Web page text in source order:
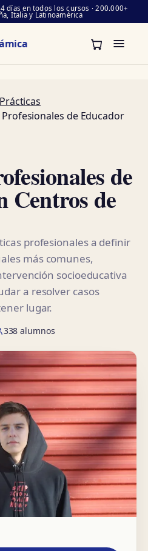
días en todos los cursos · 200.000+
Italia y Latinoamérica
Prácticas
de Educador
de
Centros de
profesionales a definir
más comunes,
socioeducativa
a resolver casos
lugar.
338 alumnos